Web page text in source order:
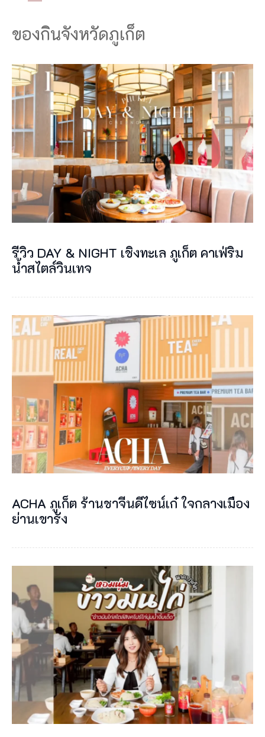
รีวิว DAY & NIGHT เชิงทะเล ภูเก็ต คาเฟ่ริม
น้ำสไตล์วินเทจ
ACHA ภูเก็ต ร้านชาจีนดีไซน์เก๋ ใจกลางเมือง
ย่านเขารัง
ข้าวมันไก่สิงคโปร์ ภูเก็ต เนื้อนุ่มฉ่ำ ย่านนาคา
กินแล้วอยากตบโต๊ะ